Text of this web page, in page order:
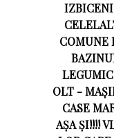
COMUNE
OLT -
CASE
AȘA ȘI!!!!